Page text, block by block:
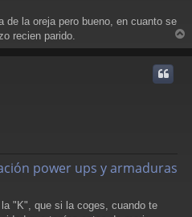
de la oreja pero bueno, en cuanto se
recien parido.
r
power ups y armaduras
"K", que si la coges, cuando te